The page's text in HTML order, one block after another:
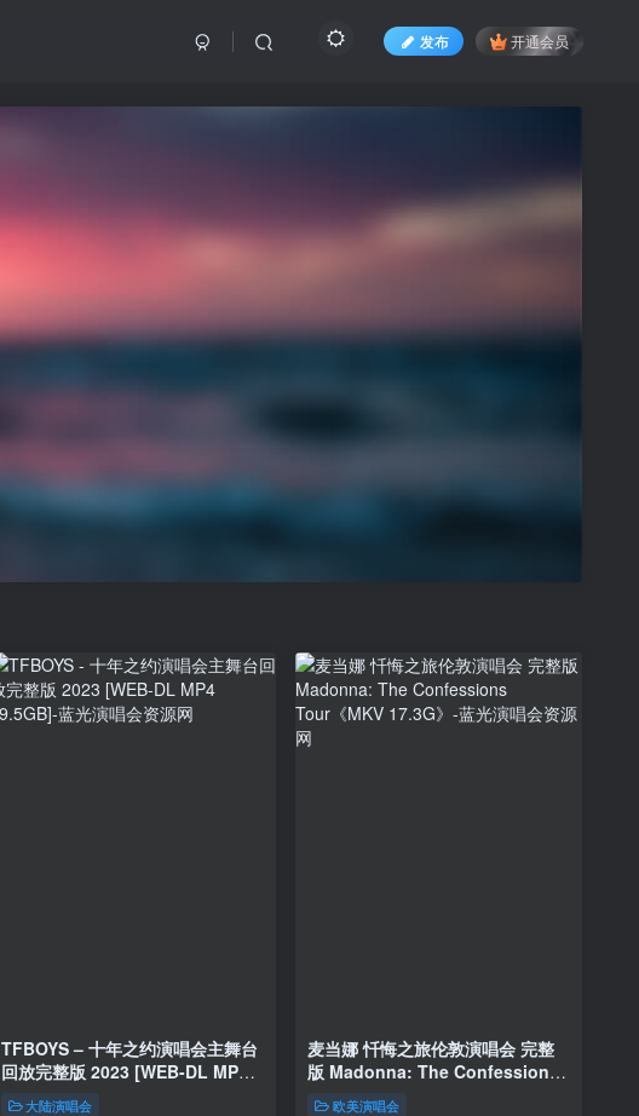
发布 开通会员
TFBOYS – 十年之约演唱会主舞台
回放完整版 2023 [WEB-DL MP4
19.5GB]
大陆演唱会
麦当娜 忏悔之旅伦敦演唱会 完整
版 Madonna: The Confessions
Tour《MKV 17.3G》
欧美演唱会